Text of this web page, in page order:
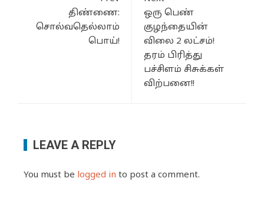
திண்ணை:
சொல்வதெல்லாம்
பொய்!
ஒரு பெண்
குழந்தையின்
விலை 2 லட்சம்!
தரம் பிரித்து
பச்சிளம் சிசுக்கள்
விற்பனை!!
LEAVE A REPLY
You must be logged in to post a comment.